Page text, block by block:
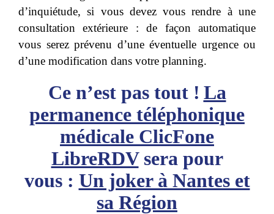
d’inquiétude, si vous devez vous rendre à une
consultation extérieure : de façon automatique
vous serez prévenu d’une éventuelle urgence ou
d’une modification dans votre planning.
Ce n’est pas tout ! La
permanence téléphonique
médicale ClicFone
LibreRDVsera pour
vous : Un joker à Nantes et
sa Région